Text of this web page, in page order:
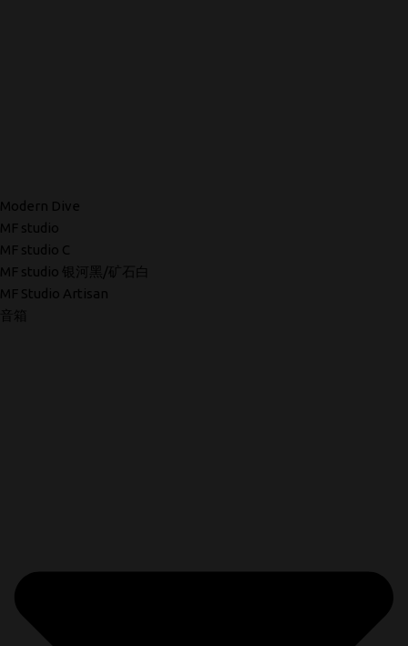
Modern Dive
MF studio
MF studio C
MF studio 银河黑/矿石白
MF Studio Artisan
音箱